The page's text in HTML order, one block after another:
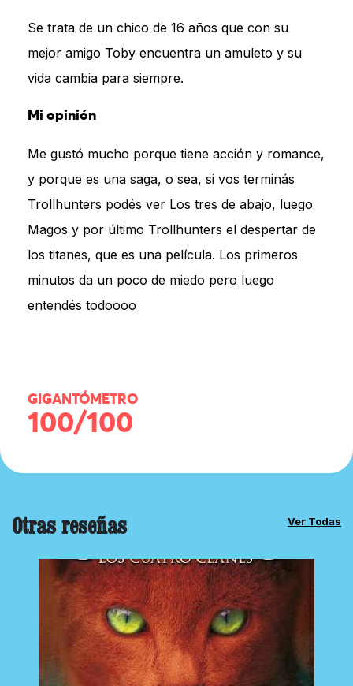
Se trata de un chico de 16 años que con su
mejor amigo Toby encuentra un amuleto y su
vida cambia para siempre.
Mi opinión
Me gustó mucho porque tiene acción y romance,
y porque es una saga, o sea, si vos terminás
Trollhunters podés ver Los tres de abajo, luego
Magos y por último Trollhunters el despertar de
los titanes, que es una película. Los primeros
minutos da un poco de miedo pero luego
entendés todoooo
GIGANTÓMETRO
100/100
Otras reseñas Ver Todas